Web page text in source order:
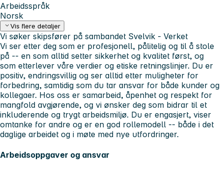
Arbeidsspråk
Norsk
Vis flere detaljer
Vi søker skipsfører på sambandet Svelvik - Verket
Vi ser etter deg som er profesjonell, pålitelig og til å stole
på -- en som alltid setter sikkerhet og kvalitet først, og
som etterlever våre verdier og etiske retningslinjer. Du er
positiv, endringsvillig og ser alltid etter muligheter for
forbedring, samtidig som du tar ansvar for både kunder og
kollegaer. Hos oss er samarbeid, åpenhet og respekt for
mangfold avgjørende, og vi ønsker deg som bidrar til et
inkluderende og trygt arbeidsmiljø. Du er engasjert, viser
omtanke for andre og er en god rollemodell -- både i det
daglige arbeidet og i møte med nye utfordringer.
Arbeidsoppgaver og ansvar